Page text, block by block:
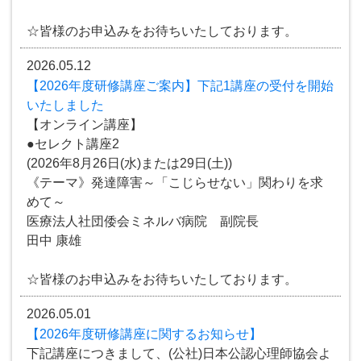
☆皆様のお申込みをお待ちいたしております。
2026.05.12
【2026年度研修講座ご案内】下記1講座の受付を開始
いたしました
【オンライン講座】
●セレクト講座2
(2026年8月26日(水)または29日(土))
《テーマ》発達障害～「こじらせない」関わりを求
めて～
医療法人社団倭会ミネルバ病院 副院長
田中 康雄
☆皆様のお申込みをお待ちいたしております。
2026.05.01
【2026年度研修講座に関するお知らせ】
下記講座につきまして、(公社)日本公認心理師協会よ